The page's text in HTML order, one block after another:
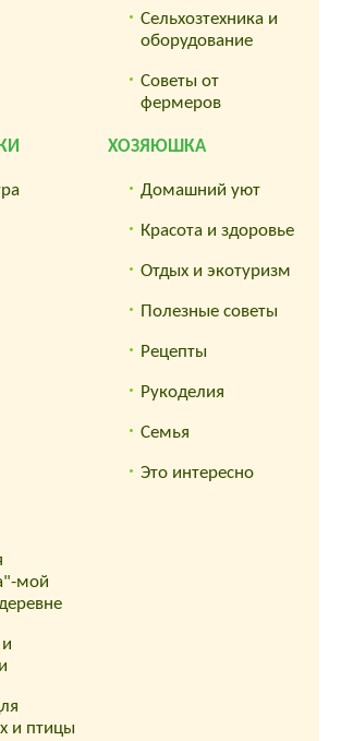
Сельхозтехника и
оборудование
Советы от
фермеров
ХОЗЯЮШКА
Домашний уют
Красота и здоровье
Отдых и экотуризм
Полезные советы
Рецепты
Рукоделия
Семья
Это интересно
мой
и птицы